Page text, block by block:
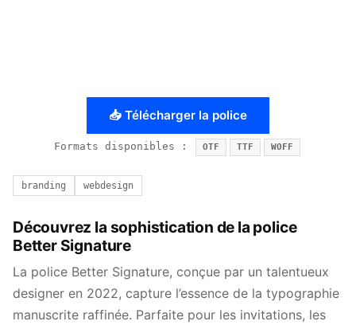
📥 Télécharger la police
Formats disponibles : OTF TTF WOFF
branding webdesign
Découvrez la sophistication de la police
Better Signature
La police Better Signature, conçue par un talentueux
designer en 2022, capture l’essence de la typographie
manuscrite raffinée. Parfaite pour les invitations, les